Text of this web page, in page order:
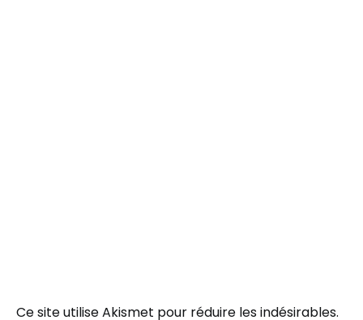
Ce site utilise Akismet pour réduire les indésirables.